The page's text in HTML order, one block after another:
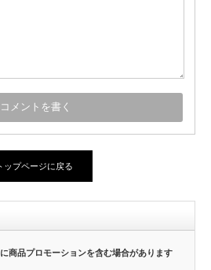
ップページに戻る
商品プロモーションを含む場合があります